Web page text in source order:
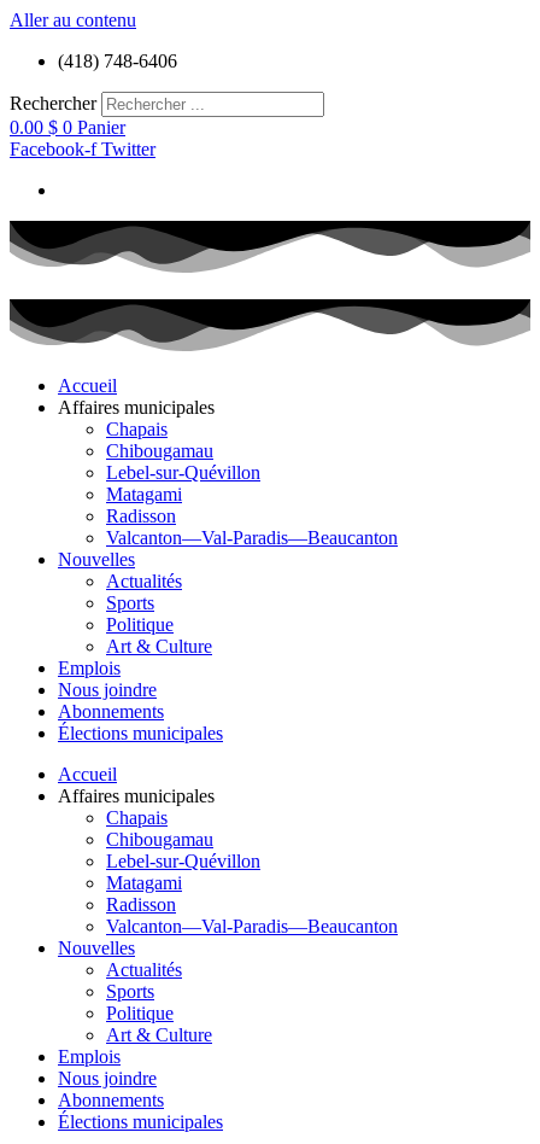
Aller au contenu
(418) 748-6406
Rechercher
0.00 $ 0 Panier
Facebook-f Twitter
Accueil
Affaires municipales
Chapais
Chibougamau
Lebel-sur-Quévillon
Matagami
Radisson
Valcanton—Val-Paradis—Beaucanton
Nouvelles
Actualités
Sports
Politique
Art & Culture
Emplois
Nous joindre
Abonnements
Élections municipales
Accueil
Affaires municipales
Chapais
Chibougamau
Lebel-sur-Quévillon
Matagami
Radisson
Valcanton—Val-Paradis—Beaucanton
Nouvelles
Actualités
Sports
Politique
Art & Culture
Emplois
Nous joindre
Abonnements
Élections municipales